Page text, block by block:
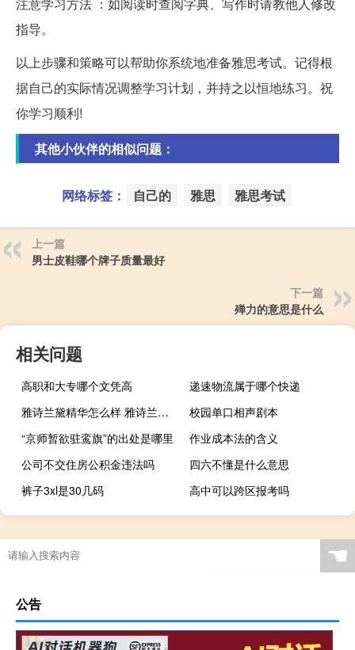
注意学习方法 ：如阅读时查阅字典、写作时请教他人修改
指导。
以上步骤和策略可以帮助你系统地准备雅思考试。记得根
据自己的实际情况调整学习计划，并持之以恒地练习。祝
你学习顺利!
其他小伙伴的相似问题：
网络标签： 自己的 雅思 雅思考试
上一篇
男士皮鞋哪个牌子质量最好
下一篇
殚力的意思是什么
相关问题
高职和大专哪个文凭高
递速物流属于哪个快递
雅诗兰黛精华怎么样 雅诗兰黛效果怎么样
校园单口相声剧本
“京师暂欲驻鸾旗”的出处是哪里
作业成本法的含义
公司不交住房公积金违法吗
四六不懂是什么意思
裤子3xl是30几码
高中可以跨区报考吗
☚
公告